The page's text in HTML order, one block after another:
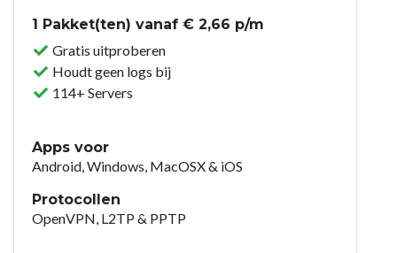
1 Pakket(ten) vanaf € 2,66 p/m
Gratis uitproberen
Houdt geen logs bij
114+ Servers
Apps voor
Android, Windows, MacOSX & iOS
Protocollen
OpenVPN, L2TP & PPTP